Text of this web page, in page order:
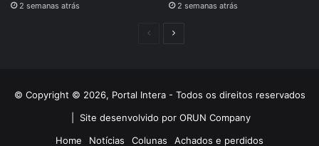
2 semanas atrás 2 semanas atrás
PáginaPróxima
© Copyright © 2026, Portal Intera - Todos os direitos reservados
Site desenvolvido por ORUN Company
Home
Notícias Colunas Achados e perdidos